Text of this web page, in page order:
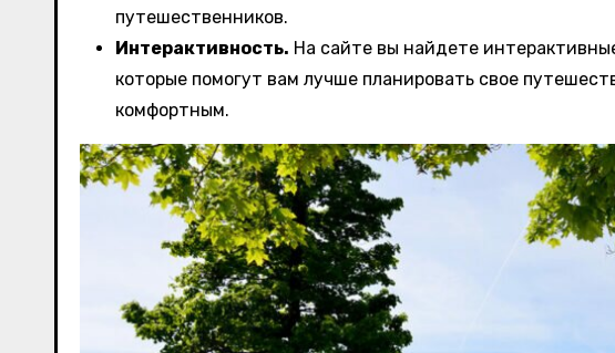
путешественников.
Интерактивность. На сайте вы найдете
которые помогут вам лучше планировать свое
комфортным.